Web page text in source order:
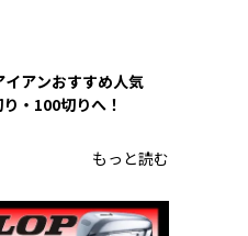
イアンおすすめ人気
・100切りへ！
もっと読む